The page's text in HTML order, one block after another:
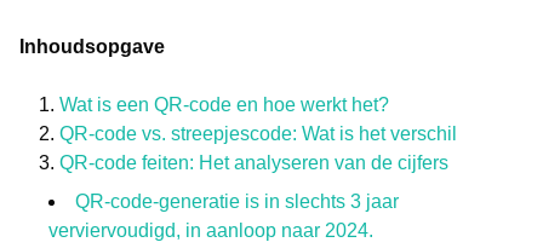
Inhoudsopgave
Wat is een QR-code en hoe werkt het?
QR-code vs. streepjescode: Wat is het verschil
QR-code feiten: Het analyseren van de cijfers
QR-code-generatie is in slechts 3 jaar
verviervoudigd, in aanloop naar 2024.